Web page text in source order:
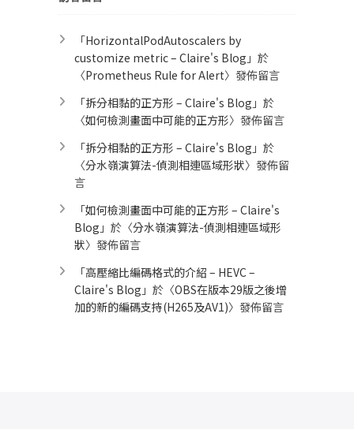
「HorizontalPodAutoscalers by
customize metric – Claire's Blog 」於
〈Prometheus Rule for Alert​〉發佈留言
「拆分相黏的正方形 – Claire's Blog 」於
〈如何檢測畫面中可能的正方形〉發佈留言
「拆分相黏的正方形 – Claire's Blog 」於
〈分水嶺演算法-偵測相連區域形狀〉發佈留
言
「如何檢測畫面中可能的正方形 – Claire's
Blog 」於〈分水嶺演算法-偵測相連區域形
狀〉發佈留言
「高壓縮比編碼格式的介紹 – HEVC –
Claire's Blog 」於〈OBS在版本29版之後增
加的新的編碼支持(H265及AV1)〉發佈留言